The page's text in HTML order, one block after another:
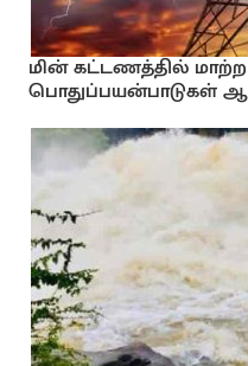
மின் கட்டணத்தில்
பொதுப்பயன்பாடுகள்